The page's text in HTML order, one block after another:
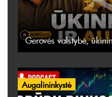
Gerovės valstybė,
Augalininkystė